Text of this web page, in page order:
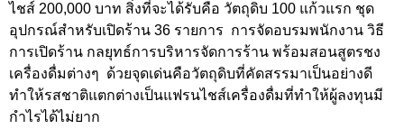
ไชส์ 200,000 บาท สิ่งที่จะได้รับคือ วัตถุดิบ 100 แก้วแรก ชุด
อุปกรณ์สำหรับเปิดร้าน 36 รายการ การจัดอบรมพนักงาน วิธี
การเปิดร้าน กลยุทธ์การบริหารจัดการร้าน พร้อมสอนสูตรชง
เครื่องดื่มต่างๆ ด้วยจุดเด่นคือวัตถุดิบที่คัดสรรมาเป็นอย่างดี
ทำให้รสชาติแตกต่างเป็นแฟรนไชส์เครื่องดื่มที่ทำให้ผู้ลงทุนมี
กำไรได้ไม่ยาก